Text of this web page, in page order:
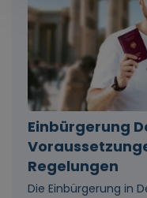
Einbürgerung
Regelungen
Die Einbürgerung in